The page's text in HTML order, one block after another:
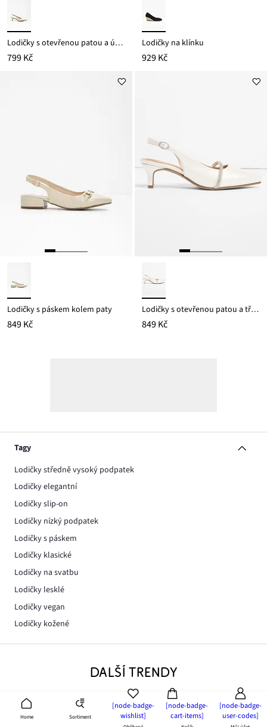
Home Sortiment
[node-badge-
wishlist]
[node-badge-
cart-items]
[node-badge-
user-codes]
Lodičky s otevřenou patou a úzkým podpatkem
799 Kč
Lodičky na klínku
929 Kč
Lodičky s páskem kolem paty
849 Kč
Lodičky s otevřenou patou a třpytivými kamínky
849 Kč
Tagy
Lodičky středně vysoký podpatek
Lodičky elegantní
Lodičky slip-on
Lodičky nízký podpatek
Lodičky s páskem
Lodičky klasické
Lodičky na svatbu
Lodičky lesklé
Lodičky vegan
Lodičky kožené
DALŠÍ TRENDY